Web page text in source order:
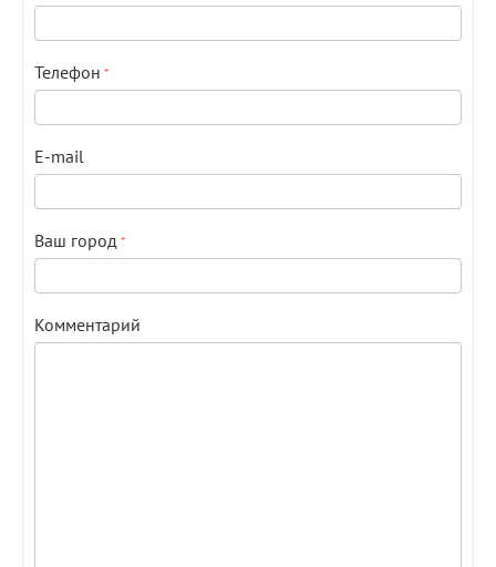
Телефон
E-mail
Ваш город
Комментарий